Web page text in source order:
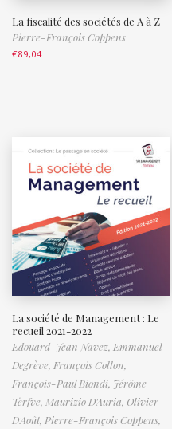
La fiscalité des sociétés de A à Z
Pierre-François Coppens
€89,04
La société de Management : Le
recueil 2021-2022
Edouard-Jean Navez, Emmanuel
Degrève, François Collon,
François-Paul Biondi, Jérôme
Terfve, Maurizio D'Auria, Olivier
D'Août, Pierre-François Coppens,